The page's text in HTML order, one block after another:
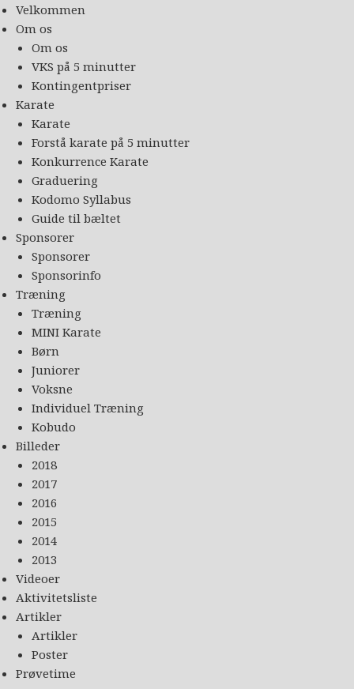
Velkommen
Om os
Om os
VKS på 5 minutter
Kontingentpriser
Karate
Karate
Forstå karate på 5 minutter
Konkurrence Karate
Graduering
Kodomo Syllabus
Guide til bæltet
Sponsorer
Sponsorer
Sponsorinfo
Træning
Træning
MINI Karate
Børn
Juniorer
Voksne
Individuel Træning
Kobudo
Billeder
2018
2017
2016
2015
2014
2013
Videoer
Aktivitetsliste
Artikler
Artikler
Poster
Prøvetime